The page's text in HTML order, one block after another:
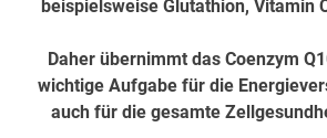
beispielsweise Glutathion, Vitamin
Daher übernimmt das Coenzym
wichtige Aufgabe für die
auch für die gesamte